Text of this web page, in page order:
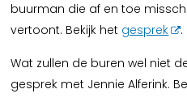
buurman die af en toe
vertoont. Bekijk het gesprek .
Wat zullen de buren wel niet
gesprek met Jennie Alferink.